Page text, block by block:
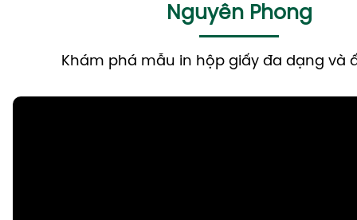
Nguyên Phong
Khám phá mẫu in hộp giấy đa dạng và